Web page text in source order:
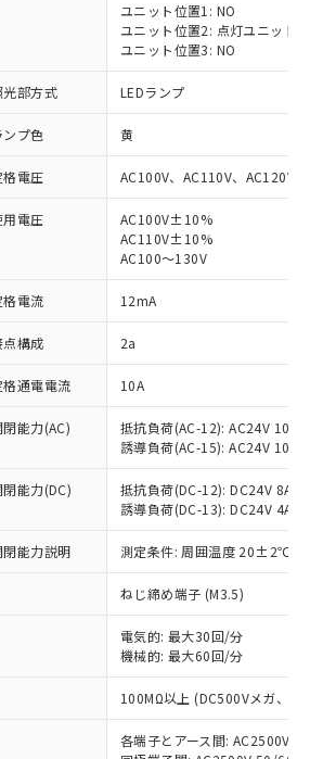
ユニット位置1: NO
ユニット位置2: 点灯ユニット
ユニット位置3: NO
光部方式 LEDランプ
ンプ色 黄
格電圧 AC100V、AC110V、AC120V
用電圧
AC100V±10%
AC110V±10%
AC100～130V
格電流 12mA
点構成 2a
格通電電流 10A
閉能力(AC)
抵抗負荷(AC-12): AC24V 10A/
誘導負荷(AC-15): AC24V
閉能力(DC)
抵抗負荷(DC-12): DC24V 8A/
誘導負荷(DC-13): DC24V 4A/
閉能力説明 測定条件: 周囲温度 20±2℃、
ねじ締め端子 (M3.5)
電気的: 最大30回/分
機械的: 最大60回/分
100MΩ以上 (DC500Vメガ、点
各端子とアース間: AC2500V
件
お読みいただき、同意のうえ
ビスは、当社制御機器事業取扱
当社在庫状況および標準価格
提供させていただくもので
御機器事業取扱商品の中には、
ビスの対象外となる商品もある
ご了承ください。
況および標準価格照会結果は、
ている更新日時点での社内デー
づき作成されるものであり、閲
とは異なる場合があることをご
：EU RoHS指令（10物質）の
した製品が提供可能な商品で
RoHS指令（10物質）の非含
製品に切り替える予定のある
：EU RoHS指令（10物質）の
応の商品で、対応品を出す予
：EU RoHS指令（10物質）の
状況を調査中または確認中の
イセンス料など無形物で、有
関係のない商品です。
情により、非含有部品として
含有品と判明した場合などや
することがあります。
物質）：
下、 水銀(Hg) 1000ppm以下、 カド
1000ppm以下、ポリ臭化ビフェニル
均質材料含有率が中国RoHSの
あることを示します。
質材料含有率が中国RoHSの
ていることを示します。
です。当社販売部門へお問
、これら貴社製品のうち、外国
よび外国貿易法に定める商品
｢規制貨物等」という）を輸出
国外への提供する場合は、日本
の輸出許可(または役務取引許
得するなどの必要な手続きを